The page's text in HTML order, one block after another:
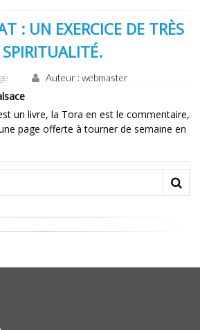
: UN EXERCICE DE TRÈS
Auteur : webmaster
un livre, la Tora en est le commentaire,
page offerte à tourner de semaine en